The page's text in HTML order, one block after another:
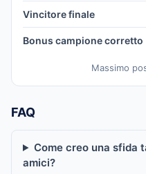
Vincitore finale
Bonus campione corretto
Massimo
FAQ
Come creo una sfida
amici?